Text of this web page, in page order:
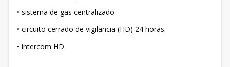
• sistema de gas centralizado
• circuito cerrado de vigilancia (HD) 24 horas.
• intercom HD